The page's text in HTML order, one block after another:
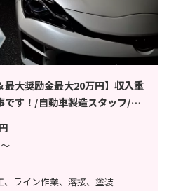
最大奨励金最大20万円】収入重
です！/自動車製造スタッフ/愛
円
、ライン作業、溶接、塗装